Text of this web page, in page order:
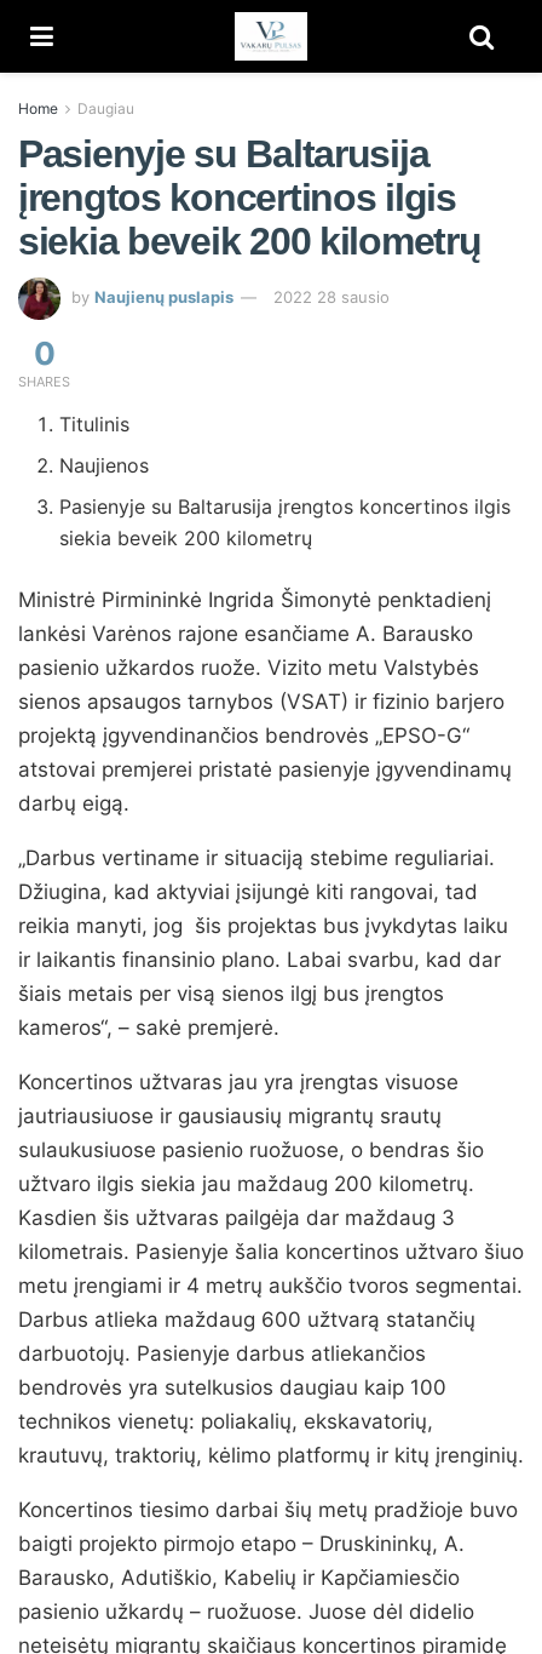
Home Daugiau
Pasienyje su Baltarusija
įrengtos koncertinos ilgis
siekia beveik 200 kilometrų
by Naujienų puslapis 2022 28 sausio
0
SHARES
Titulinis
Naujienos
Pasienyje su Baltarusija įrengtos koncertinos ilgis
siekia beveik 200 kilometrų
Ministrė Pirmininkė Ingrida Šimonytė penktadienį
lankėsi Varėnos rajone esančiame A. Barausko
pasienio užkardos ruože. Vizito metu Valstybės
sienos apsaugos tarnybos (VSAT) ir fizinio barjero
projektą įgyvendinančios bendrovės „EPSO-G“
atstovai premjerei pristatė pasienyje įgyvendinamų
darbų eigą.
„Darbus vertiname ir situaciją stebime reguliariai.
Džiugina, kad aktyviai įsijungė kiti rangovai, tad
reikia manyti, jog šis projektas bus įvykdytas laiku
ir laikantis finansinio plano. Labai svarbu, kad dar
šiais metais per visą sienos ilgį bus įrengtos
kameros“, – sakė premjerė.
Koncertinos užtvaras jau yra įrengtas visuose
jautriausiuose ir gausiausių migrantų srautų
sulaukusiuose pasienio ruožuose, o bendras šio
užtvaro ilgis siekia jau maždaug 200 kilometrų.
Kasdien šis užtvaras pailgėja dar maždaug 3
kilometrais. Pasienyje šalia koncertinos užtvaro šiuo
metu įrengiami ir 4 metrų aukščio tvoros segmentai.
Darbus atlieka maždaug 600 užtvarą statančių
darbuotojų. Pasienyje darbus atliekančios
bendrovės yra sutelkusios daugiau kaip 100
technikos vienetų: poliakalių, ekskavatorių,
krautuvų, traktorių, kėlimo platformų ir kitų įrenginių.
Koncertinos tiesimo darbai šių metų pradžioje buvo
baigti projekto pirmojo etapo – Druskininkų, A.
Barausko, Adutiškio, Kabelių ir Kapčiamiesčio
pasienio užkardų – ruožuose. Juose dėl didelio
neteisėtų migrantų skaičiaus koncertinos piramidę